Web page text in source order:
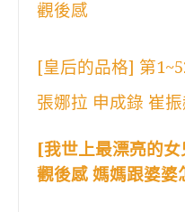
觀後感
[皇后的品格] 第
張娜拉 申成錄 崔
[我世上最漂亮的
觀後感 媽媽跟婆婆